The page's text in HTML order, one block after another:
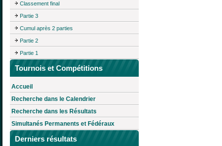
Classement final
Partie 3
Cumul après 2 parties
Partie 2
Partie 1
Tournois et Compétitions
Accueil
Recherche dans le Calendrier
Recherche dans les Résultats
Simultanés Permanents et Fédéraux
Derniers résultats